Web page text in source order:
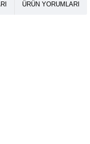
ÜRÜN YORUMLARI